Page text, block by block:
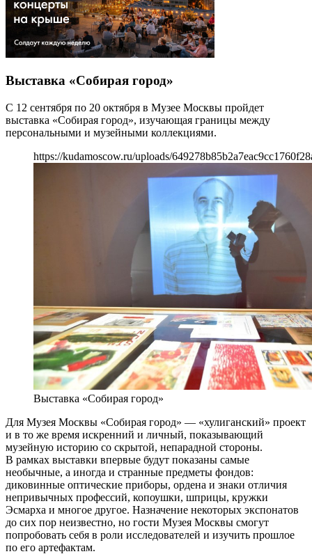
Выставка «Собирая город»
С 12 сентября по 20 октября в Музее Москвы пройдет
выставка «Собирая город», изучающая границы между
персональными и музейными коллекциями.
https://kudamoscow.ru/uploads/
Выставка «Собирая город»
Для Музея Москвы «Собирая город» — «хулиганский» проект
и в то же время искренний и личный, показывающий
музейную историю со скрытой, непарадной стороны.
В рамках выставки впервые будут показаны самые
необычные, а иногда и странные предметы фондов:
диковинные оптические приборы, ордена и знаки отличия
непривычных профессий, копоушки, шприцы, кружки
Эсмарха и многое другое. Назначение некоторых экспонатов
до сих пор неизвестно, но гости Музея Москвы смогут
попробовать себя в роли исследователей и изучить прошлое
по его артефактам.